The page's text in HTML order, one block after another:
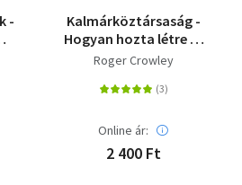
-
Kalmárköztársaság -
Hogyan hozta létre és
veszítette el tengeri
Roger Crowley
Online ár:
2 400 Ft